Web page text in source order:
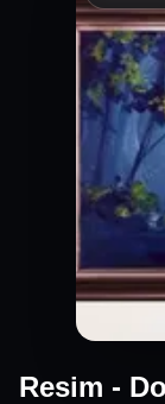
Resim -